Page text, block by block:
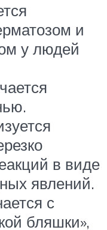
и
у людей
в виде
явлений.
с
бляшки»,